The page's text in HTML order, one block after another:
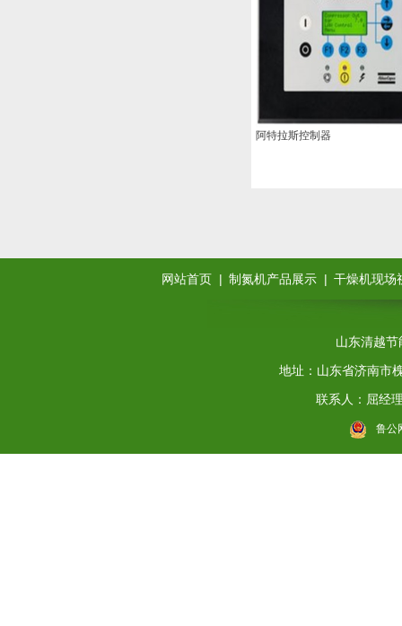
阿特拉斯控制器
网站首页 | 制氮机产品展示 | 干燥机现场
山东清越
地址：山东省济南市
联系人：屈经
鲁公